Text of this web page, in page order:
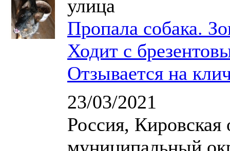
улица
Пропала собака.
Ходит с
Отзывается на
23/03/2021
Россия, Кировская